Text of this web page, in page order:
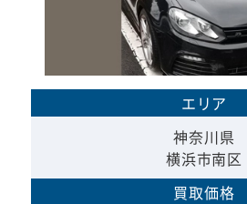
エリア
神奈川県
横浜市南区
買取価格